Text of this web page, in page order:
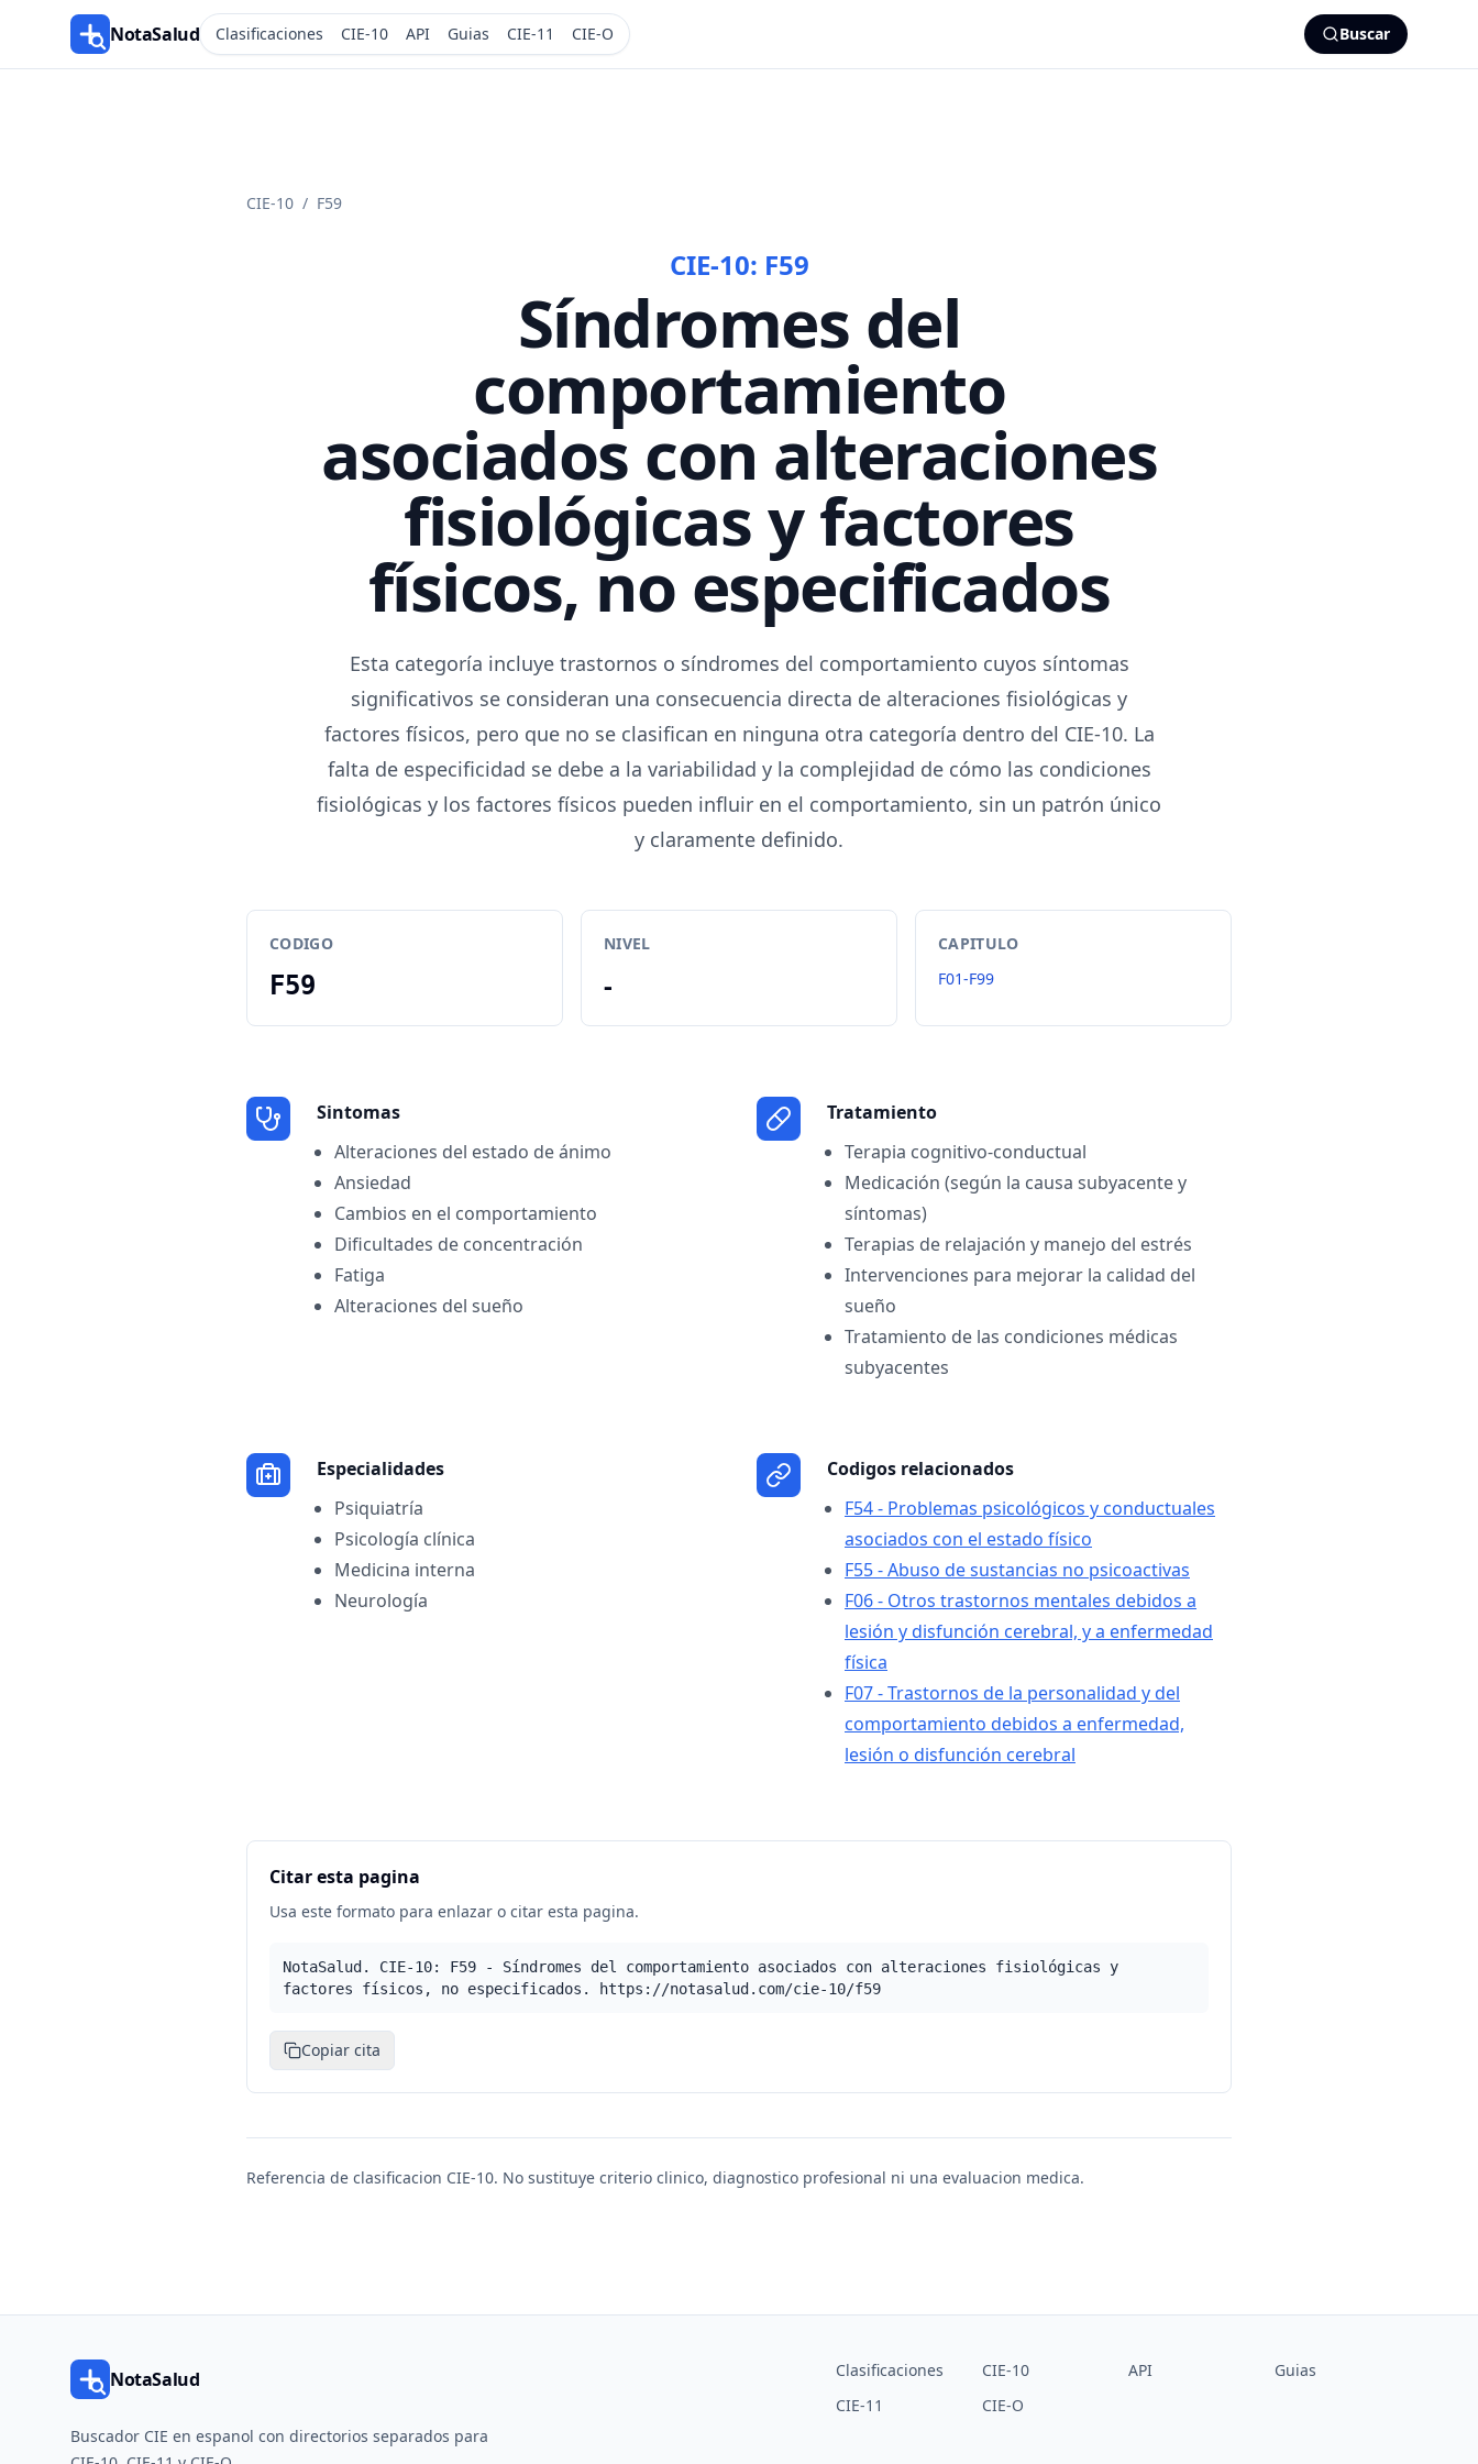
NotaSalud Clasificaciones CIE-10 API Guias CIE-11 CIE-O Buscar
CIE-10 / F59
CIE-10: F59
Síndromes del
comportamiento
asociados con alteraciones
fisiológicas y factores
físicos, no especificados
Esta categoría incluye trastornos o síndromes del comportamiento cuyos síntomas
significativos se consideran una consecuencia directa de alteraciones fisiológicas y
factores físicos, pero que no se clasifican en ninguna otra categoría dentro del CIE-10. La
falta de especificidad se debe a la variabilidad y la complejidad de cómo las condiciones
fisiológicas y los factores físicos pueden influir en el comportamiento, sin un patrón único
y claramente definido.
CODIGO
F59
NIVEL
-
CAPITULO
F01-F99
Sintomas
Alteraciones del estado de ánimo
Ansiedad
Cambios en el comportamiento
Dificultades de concentración
Fatiga
Alteraciones del sueño
Tratamiento
Terapia cognitivo-conductual
Medicación (según la causa subyacente y
síntomas)
Terapias de relajación y manejo del estrés
Intervenciones para mejorar la calidad del
sueño
Tratamiento de las condiciones médicas
subyacentes
Especialidades
Psiquiatría
Psicología clínica
Medicina interna
Neurología
Codigos relacionados
F54 - Problemas psicológicos y conductuales
asociados con el estado físico
F55 - Abuso de sustancias no psicoactivas
F06 - Otros trastornos mentales debidos a
lesión y disfunción cerebral, y a enfermedad
física
F07 - Trastornos de la personalidad y del
comportamiento debidos a enfermedad,
lesión o disfunción cerebral
Citar esta pagina
Usa este formato para enlazar o citar esta pagina.
NotaSalud. CIE-10: F59 - Síndromes del comportamiento asociados con alteraciones fisiológicas y
factores físicos, no especificados. https://notasalud.com/cie-10/f59
Copiar cita
Referencia de clasificacion CIE-10. No sustituye criterio clinico, diagnostico profesional ni una evaluacion medica.
NotaSalud
Buscador CIE en espanol con directorios separados para
Clasificaciones CIE-10 API
Guias
CIE-11
CIE-O